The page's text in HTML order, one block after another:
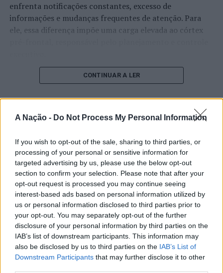
A Nação - Do Not Process My Personal Information
If you wish to opt-out of the sale, sharing to third parties, or
processing of your personal or sensitive information for
targeted advertising by us, please use the below opt-out
section to confirm your selection. Please note that after your
opt-out request is processed you may continue seeing
interest-based ads based on personal information utilized by
us or personal information disclosed to third parties prior to
your opt-out. You may separately opt-out of the further
disclosure of your personal information by third parties on the
IAB’s list of downstream participants. This information may
also be disclosed by us to third parties on the IAB’s List of
Downstream Participants that may further disclose it to other
enfrenta notificações constantes, excesso de
informações e mudanças frequentes de atenção. Para
ele, essa diferença impõe uma carga elevada ao córtex
O pesquisador afirma que plataformas digitais também
cérebro, favorecendo a fadiga mental, a dificuldade de
manter a atenção e a procrastinação. Na sua visão,
tarefas inacabadas permanecem ativas na memória e
prolongado pode elevar os níveis de cortisol e
prejudicar o desempenho cognitivo.
Fabiano de Abreu Agrela Rodrigues ressalta que não há
evidências de que o ambiente digital provoque mudanças
genéticas na espécie humana. A adaptação observada,
afirma, ocorre por meio da neuroplasticidade, processo
pelo qual os circuitos neurais se reorganizam em
resposta às experiências.
“O principal desafio é preservar a capacidade de reflexão
CONTINUAR A LER
ATUALIDADE
“Millennium Estoril Open 2026”
regressou ao circuito ATP com
vitória do francês Luca Van Assche
Publicado 1 dia atrás
07/08/2026
Por Ígor Lopes
O “Millennium Estoril Open 2026” decorreu entre os
dias 18 e 26 de julho, no Clube de Ténis do Estoril, em